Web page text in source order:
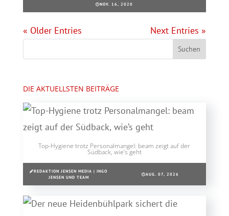
NOV. 16, 2020
« Older Entries Next Entries »
DIE AKTUELLSTEN BEITRÄGE
Top-Hygiene trotz Personalmangel: beam zeigt auf der
Südback, wie’s geht
REDAKTION JENSEN MEDIA | INGO
JENSEN UND TEAM
AUG. 07, 2026